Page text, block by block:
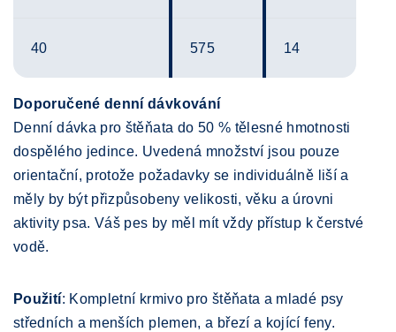
40 575 14
Doporučené denní dávkování
Denní dávka pro štěňata do 50 % tělesné hmotnosti
dospělého jedince. Uvedená množství jsou pouze
orientační, protože požadavky se individuálně liší a
měly by být přizpůsobeny velikosti, věku a úrovni
aktivity psa. Váš pes by měl mít vždy přístup k čerstvé
vodě.
Použití: Kompletní krmivo pro štěňata a mladé psy
středních a menších plemen, a březí a kojící feny.